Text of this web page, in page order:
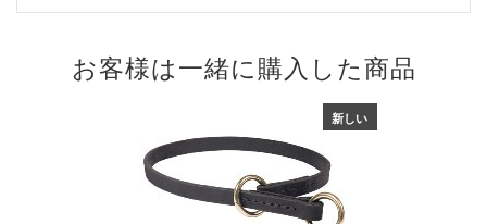
お客様は一緒に購入した商品
新しい